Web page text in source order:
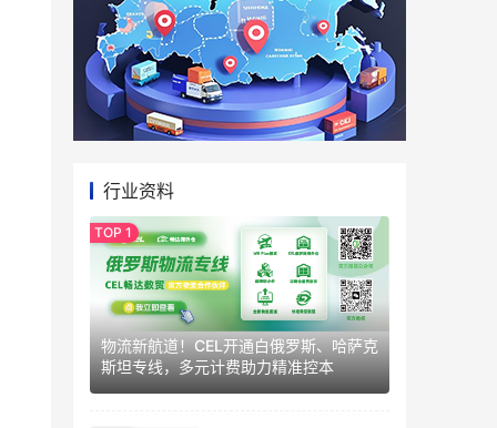
行业资料
物流新航道！CEL开通白俄罗斯、哈萨克
斯坦专线，多元计费助力精准控本